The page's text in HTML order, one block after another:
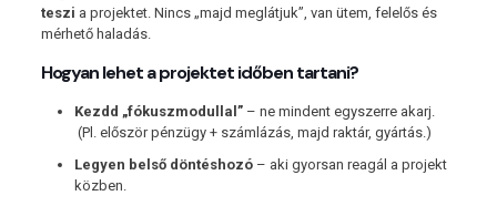
teszi a projektet. Nincs „majd meglátjuk”, van ütem, felelős és
mérhető haladás.
Hogyan lehet a projektet időben tartani?
Kezdd „fókuszmodullal”– ne mindent egyszerre akarj.
(Pl. először pénzügy + számlázás, majd raktár, gyártás.)
Legyen belső döntéshozó– aki gyorsan reagál a projekt
közben.